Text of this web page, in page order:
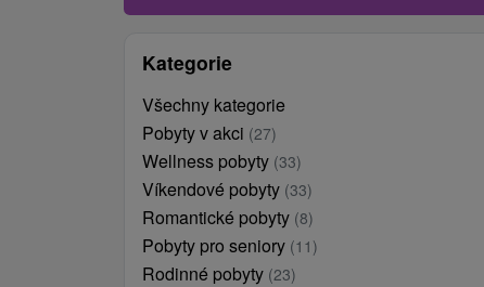
Kategorie
Všechny kategorie
Pobyty v akci (27)
Wellness pobyty (33)
Víkendové pobyty (33)
Romantické pobyty (8)
Pobyty pro seniory (11)
Rodinné pobyty (23)